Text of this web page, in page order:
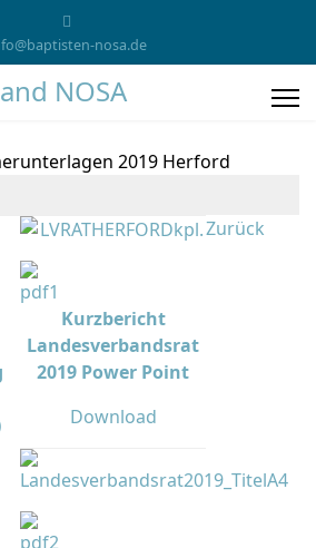
nosa.de
2019 Herford
Kurzbericht
Landesverbandsrat
2019 Power Point
Download
Zurück